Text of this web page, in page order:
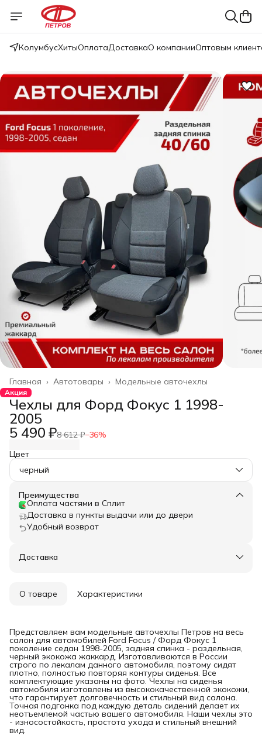
КолумбусХитыОплатаДоставкаО компанииОптовым
Модельные авточехлы
Автотовары ›
Главная ›
Акция
Чехлы для Форд Фокус 1 1998-
2005
5 490 ₽8 612 ₽−36%
Цвет
черный
Преимущества
Оплата частями в Сплит
Доставка в пункты выдачи или до двери
Удобный возврат
Доставка
О товаре Характеристики
Представляем вам модельные авточехлы Петров на весь
салон для автомобилей Ford Focus / Форд Фокус 1
поколение седан 1998-2005, задняя спинка - раздельная,
черный экокожа жаккард. Изготавливаются в России
строго по лекалам данного автомобиля, поэтому сидят
плотно, полностью повторяя контуры сиденья. Все
комплектующие указаны на фото. Чехлы на сиденья
автомобиля изготовлены из высококачественной экокожи,
что гарантирует долговечность и стильный вид салона.
Точная подгонка под каждую деталь сидений делает их
неотъемлемой частью вашего автомобиля. Наши чехлы это
- износостойкость, простота ухода и стильный внешний
вид.